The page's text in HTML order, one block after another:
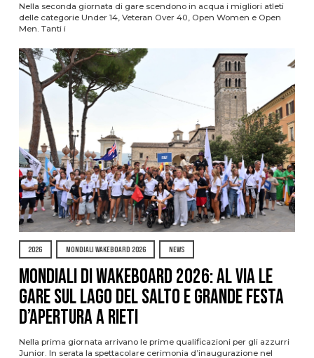
Nella seconda giornata di gare scendono in acqua i migliori atleti
delle categorie Under 14, Veteran Over 40, Open Women e Open
Men. Tanti i
2026 MONDIALI WAKEBOARD 2026 NEWS
Mondiali di Wakeboard 2026: al via le
gare sul Lago del Salto e grande festa
d’apertura a Rieti
Nella prima giornata arrivano le prime qualificazioni per gli azzurri
Junior. In serata la spettacolare cerimonia d’inaugurazione nel